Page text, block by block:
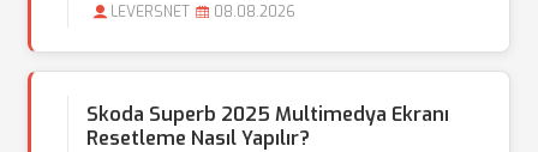
LEVERSNET 08.08.2026
Skoda Superb 2025 Multimedya Ekranı
Resetleme Nasıl Yapılır?